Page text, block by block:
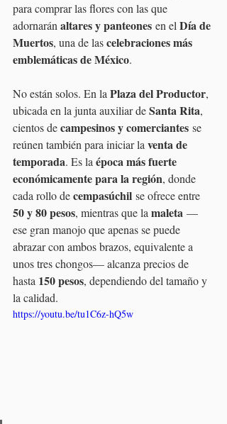
para comprar las flores con las que
adornarán altares y panteones en el Día de
Muertos, una de las celebraciones más
emblemáticas de México.
No están solos. En la Plaza del Productor,
ubicada en la junta auxiliar de Santa Rita,
cientos de campesinos y comerciantes se
reúnen también para iniciar la venta de
temporada. Es la época más fuerte
económicamente para la región, donde
cada rollo de cempasúchil se ofrece entre
50 y 80 pesos, mientras que la maleta —
ese gran manojo que apenas se puede
abrazar con ambos brazos, equivalente a
unos tres chongos— alcanza precios de
hasta 150 pesos, dependiendo del tamaño y
la calidad.
https://youtu.be/tu1C6z-hQ5w